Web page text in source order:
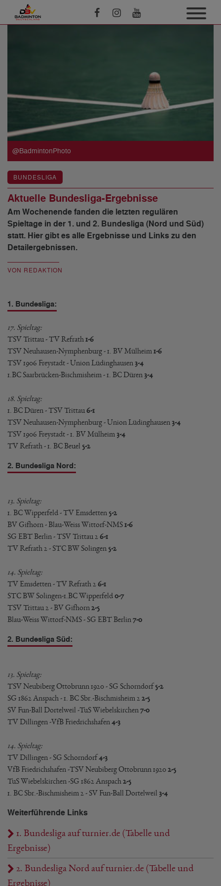
@BadmintonPhoto
BUNDESLIGA
Aktuelle Bundesliga-Ergebnisse
Am Wochenende fanden die letzten regulären
Spieltage in der 1. und 2. Bundesliga (Nord und Süd)
statt. Hier gibt es alle Ergebnisse und Links zu den
Detailergebnissen.
VON REDAKTION
1. Bundesliga:
17. Spieltag:
TSV Trittau - TV Refrath 1-6
TSV Neuhausen-Nymphenburg - 1. BV Mülheim 1-6
TSV 1906 Freystadt - Union Lüdinghausen 3-4
1.BC Saarbrücken-Bischmisheim - 1. BC Düren 3-4
18. Spieltag:
1. BC Düren - TSV Trittau 6-1
TSV Neuhausen-Nymphenburg - Union Lüdinghausen 3-4
TSV 1906 Freystadt - 1. BV Mülheim 3-4
TV Refrath - 1. BC Beuel 5-2
2. Bundesliga Nord:
13. Spieltag:
1. BC Wipperfeld - TV Emsdetten 5-2
BV Gifhorn - Blau-Weiss Wittorf-NMS1-6
SG EBT Berlin - TSV Trittau 26-1
TV Refrath 2 - STC BW Solingen 5-2
14. Spieltag:
TV Emsdetten - TV Refrath 26-1
STC BW Solingen-1.BC Wipperfeld0-7
TSV Trittau 2 - BV Gifhorn 2-5
Blau-Weiss Wittorf-NMS - SG EBT Berlin 7-0
2. Bundesliga Süd:
13. Spieltag:
TSV Neubiberg Ottobrunn 1920 - SG Schorndorf5-2
SG 1862 Anspach - 1. BC Sbr.-Bischmisheim 22-5
SV Fun-Ball Dortelweil -TuS Wiebelskirchen 7-0
TV Dillingen -VfB Friedrichshafen 4-3
14. Spieltag:
TV Dillingen - SG Schorndorf4-3
VfB Friedrichshafen -TSV Neubiberg Ottobrunn 19202-5
TuS Wiebelskirchen -SG 1862 Anspach 2-5
1. BC Sbr.-Bischmisheim 2 - SV Fun-Ball Dortelweil 3-4
Weiterführende Links
1. Bundesliga auf turnier.de (Tabelle und
Ergebnisse)
2. Bundesliga Nord auf turnier.de (Tabelle und
Ergebnisse)